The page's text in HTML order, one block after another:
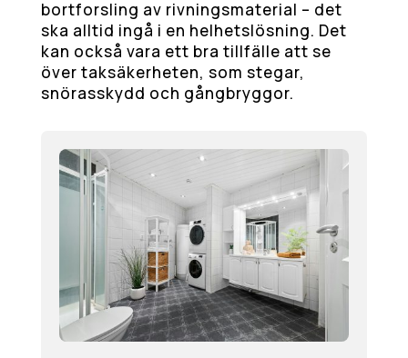
bortforsling av rivningsmaterial – det
ska alltid ingå i en helhetslösning. Det
kan också vara ett bra tillfälle att se
över taksäkerheten, som stegar,
snörasskydd och gångbryggor.